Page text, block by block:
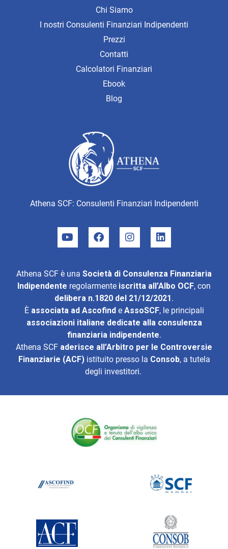
Athena SCF: Consulenti Finanziari Indipendenti
Chi Siamo
I nostri Consulenti Finanziari Indipendenti
Prezzi
Contatti
Calcolatori Finanziari
Ebook
Blog
Athena SCF è una Società di Consulenza Finanziaria
Indipendente regolarmente iscritta all’Albo OCF, con
delibera n.1820 del 21/12/2021.
È associata ad Ascofinde AssoSCF, le principali
associazioni italiane dedicate alla consulenza
finanziaria indipendente.
Athena SCF aderisce all’Arbitro per le Controversie
Finanziarie (ACF)istituito presso la Consob, a tutela
degli investitori.